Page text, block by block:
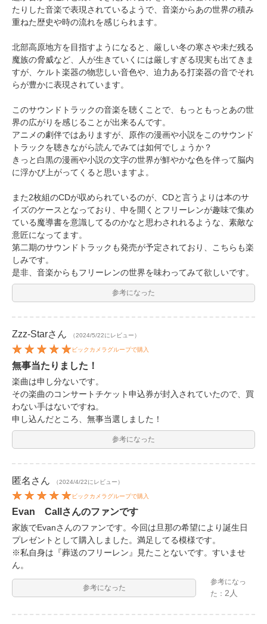
たりした音楽で表現されているようで、音楽からあの世界の積み
重ねた歴史や時の流れを感じられます。
北部高原地方を目指すようになると、厳しい冬の寒さや未だ残る
魔族の脅威など、人が生きていくには厳しすぎる現実も出てきま
すが、ケルト楽器の物悲しい音色や、迫力ある打楽器の音でそれ
らが豊かに表現されています。
このサウンドトラックの音楽を聴くことで、もっともっとあの世
界の広がりを感じることが出来るんです。
アニメの劇伴ではありますが、原作の漫画や小説をこのサウンド
トラックを聴きながら読んでみては如何でしょうか？
きっと白黒の漫画や小説の文字の世界が鮮やかな色を伴って脳内
に浮かび上がってくると思いますよ。
また2枚組のCDが収められているのが、CDと言うよりは本のサ
イズのケースとなっており、中を開くとフリーレンが趣味で集め
ている魔導書を意識してるのかなと思わされれるような、素敵な
意匠になってます。
第二期のサウンドトラックも発売が予定されており、こちらも楽
しみです。
是非、音楽からもフリーレンの世界を味わってみて欲しいです。
参考になった
Zzz-Starさん （2024/5/22にレビュー）
ビックカメラグループで購入
無事当たりました！
楽曲は申し分ないです。
その楽曲のコンサートチケット申込券が封入されていたので、買
わない手はないですね。
申し込んだところ、無事当選しました！
参考になった
匿名 さん （2024/4/22にレビュー）
ビックカメラグループで購入
Evan Callさんのファンです
家族でEvanさんのファンです。今回は旦那の希望により誕生日
プレゼントとして購入しました。満足してる模様です。
※私自身は『葬送のフリーレン』見たことないです。すいませ
ん。
参考になった
参考になっ
た：2人